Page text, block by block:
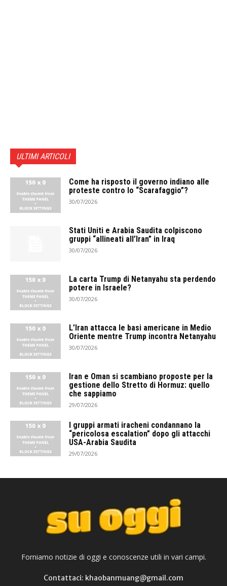
ULTIMI ARTICOLI
Come ha risposto il governo indiano alle
proteste contro lo “Scarafaggio”?
30/07/2026
Stati Uniti e Arabia Saudita colpiscono
gruppi “allineati all’Iran” in Iraq
30/07/2026
La carta Trump di Netanyahu sta perdendo
potere in Israele?
30/07/2026
L’Iran attacca le basi americane in Medio
Oriente mentre Trump incontra Netanyahu
30/07/2026
Iran e Oman si scambiano proposte per la
gestione dello Stretto di Hormuz: quello
che sappiamo
29/07/2026
I gruppi armati iracheni condannano la
“pericolosa escalation” dopo gli attacchi
USA-Arabia Saudita
29/07/2026
Forniamo notizie di oggi e conoscenze utili in vari campi.
Contattaci: khaobanmuang@gmail.com